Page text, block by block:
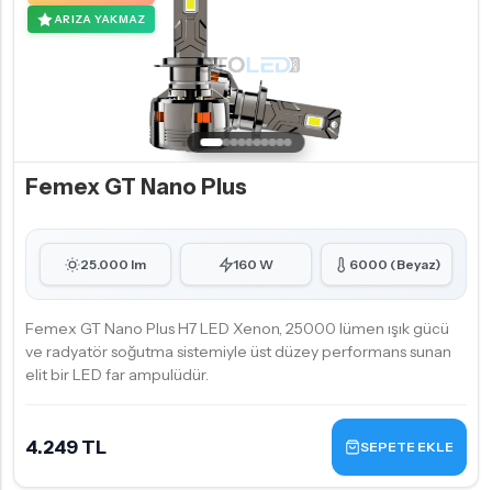
ARIZA YAKMAZ
Femex GT Nano Plus
25.000 lm 160 W 6000 (Beyaz)
Femex GT Nano Plus H7 LED Xenon, 25000 lümen ışık gücü
ve radyatör soğutma sistemiyle üst düzey performans sunan
elit bir LED far ampulüdür.
4.249 TL SEPETE EKLE